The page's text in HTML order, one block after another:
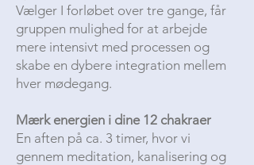
Vælger I forløbet over tre gange, får
gruppen mulighed for at arbejde
mere intensivt med processen og
skabe en dybere integration mellem
hver mødegang.
Mærk energien i dine 12 chakraer
En aften på ca. 3 timer, hvor vi
gennem meditation, kanalisering og